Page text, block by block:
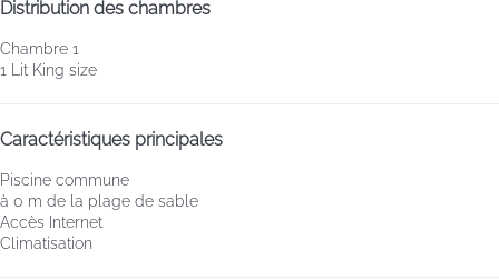
Distribution des chambres
Chambre 1
1 Lit King size
Caractéristiques principales
Piscine commune
à 0 m de la plage de sable
Accès Internet
Climatisation